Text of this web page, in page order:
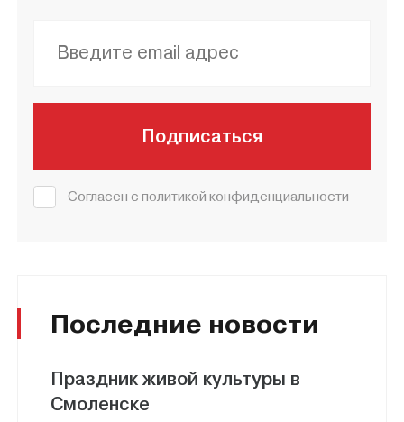
Подписаться
Согласен с политикой конфиденциальности
Последние новости
Праздник живой культуры в
Смоленске